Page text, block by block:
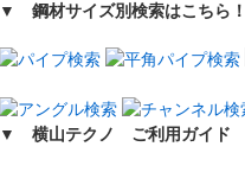
▼ 鋼材サイズ別検索はこちら！
▼ 横山テクノ ご利用ガイド